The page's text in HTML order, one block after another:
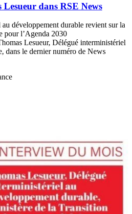
dans RSE News
développement durable revient sur la
pour l’Agenda 2030
Lesueur, Délégué interministériel
dans le dernier numéro de News